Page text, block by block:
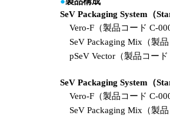
SeV Packaging System（
Vero-F（製品コード C-
SeV Packaging Mix（製
pSeV Vector（製品コード
SeV Packaging System（
Vero-F（製品コード C-
SeV Packaging Mix（製